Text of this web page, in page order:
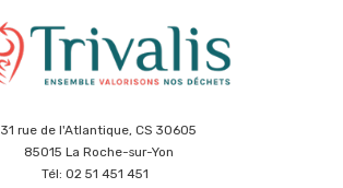
31 rue de l'Atlantique, CS 30605
85015 La Roche-sur-Yon
Tél: 02 51 451 451